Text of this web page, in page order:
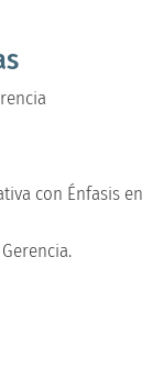
con Énfasis en